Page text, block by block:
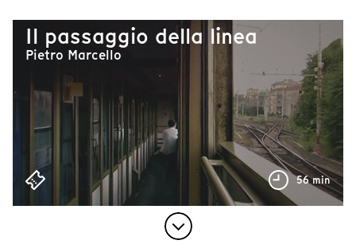
Il passaggio della linea
Pietro Marcello
56 min